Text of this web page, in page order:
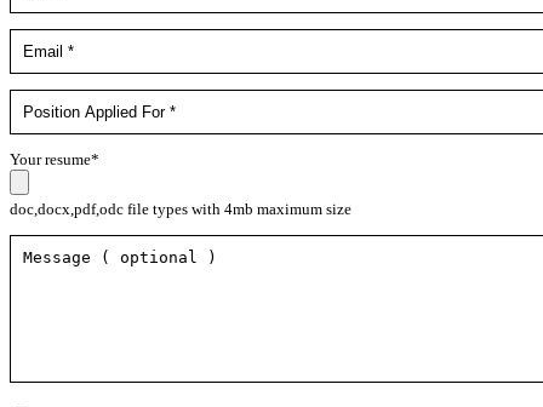
Your resume*
doc,docx,pdf,odc file types with 4mb maximum size